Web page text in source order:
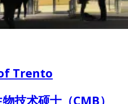
Trento
技术硕士（CMB）